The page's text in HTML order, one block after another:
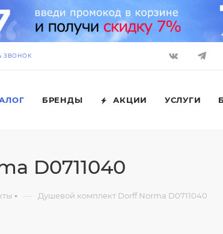
ЗВОНОК
БРЕНДЫ АКЦИИ УСЛУГИ
D0711040
— Душевой комплект Dorff Norma D0711040